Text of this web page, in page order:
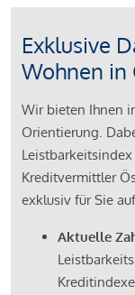
Exklusive
Wohnen in
Wir bieten Ihnen
Orientierung.
Kreditvermittler
exklusiv für Sie
Aktuelle